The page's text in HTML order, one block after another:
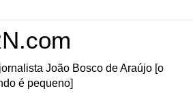
João Bosco de Araújo [o
é pequeno]